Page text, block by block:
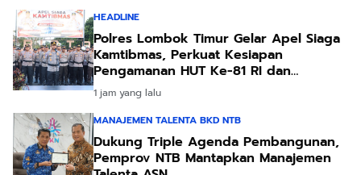
HEADLINE
Polres Lombok Timur Gelar Apel Siaga
Kamtibmas, Perkuat Kesiapan
Pengamanan HUT Ke-81 RI dan
Kunjungan Kapolri
1 jam yang lalu
MANAJEMEN TALENTA BKD NTB
Dukung Triple Agenda Pembangunan,
Pemprov NTB Mantapkan Manajemen